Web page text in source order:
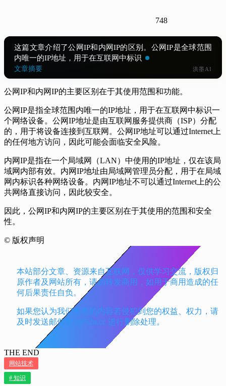
748
文章摘要 洪墨AI
这篇文章介绍了公网IP和内网IP的区别。公网IP是全球范围
内唯一的IP地址，用于在互联网中标识一个网络设备，可以
通过互联网上任何地方访问但可能面临安
公网IP是指全球范围内唯一的IP地址，用于在互联网中标识一
个网络设备。公网IP地址是由互联网服务提供商（ISP）分配
的，用于将设备连接到互联网。公网IP地址可以通过Internet上
内网IP是指在一个局域网（LAN）中使用的IP地址，仅在该局
域网内部有效。内网IP地址由局域网管理员分配，用于在局域
网内标识各种网络设备。内网IP地址不可以通过Internet上的公
因此，公网IP和内网IP的主要区别在于其使用的范围和安全
本站部分文章、资源来自互联网，仅供学习交流，版权归
原作者及网站所有，请勿转发商用，如用于商用造成的任
何后果责任自负。
如果您认为我们发布的内容若侵犯到您的权益、权力，请
及时发送邮件至 i@52n.cc 进行删除处理。
THE END
网站技术